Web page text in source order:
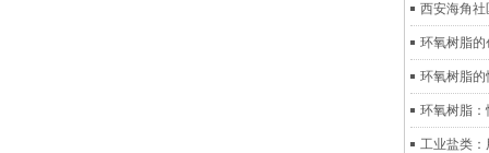
西安海角社
环氧树脂的
环氧树脂的
环氧树脂
工业盐类